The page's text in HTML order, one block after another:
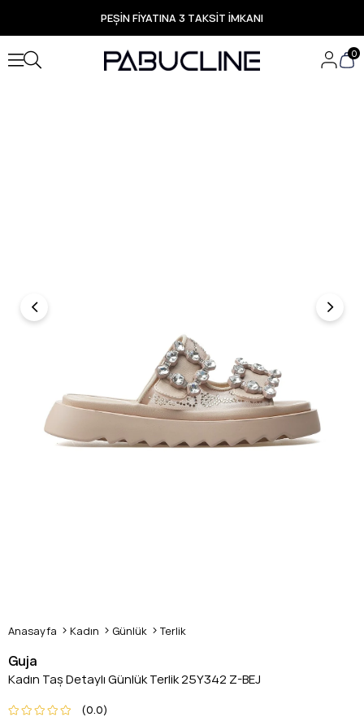
PEŞİN FİYATINA 3 TAKSİT İMKANI
TÜM ÜRÜNLERDE ÜCRETSİZ KARGO
Yeni Sezon Ürünlerde Özel Fırsatlar
Seçili Ürünlerde Hızlı Teslimat
0
Anasayfa Kadın Günlük Terlik
Guja
Kadın Taş Detaylı Günlük Terlik 25Y342 Z-BEJ
0.0